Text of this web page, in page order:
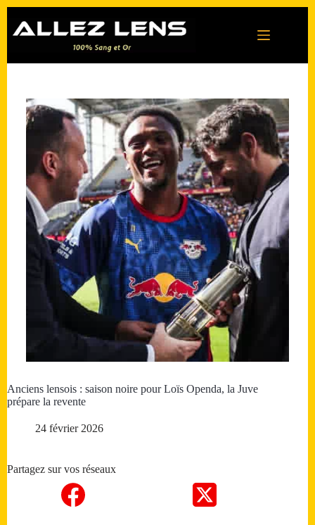
contenu
Anciens lensois : saison noire pour Loïs Openda, la Juve
prépare la revente
24 février 2026
Partagez sur vos réseaux